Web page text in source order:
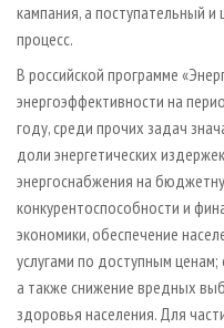
кампания, а поступательный
процесс.
В российской программе
энергоэффективности на
году, среди прочих задач
доли энергетических
энергоснабжения на
конкурентоспособности и
экономики, обеспечение
услугами по доступным
а также снижение вредных
здоровья населения. Для